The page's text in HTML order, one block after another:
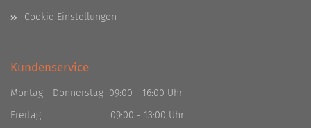
Cookie Einstellungen
Kundenservice
Montag - Donnerstag 09:00 - 16:00 Uhr
Freitag 09:00 - 13:00 Uhr